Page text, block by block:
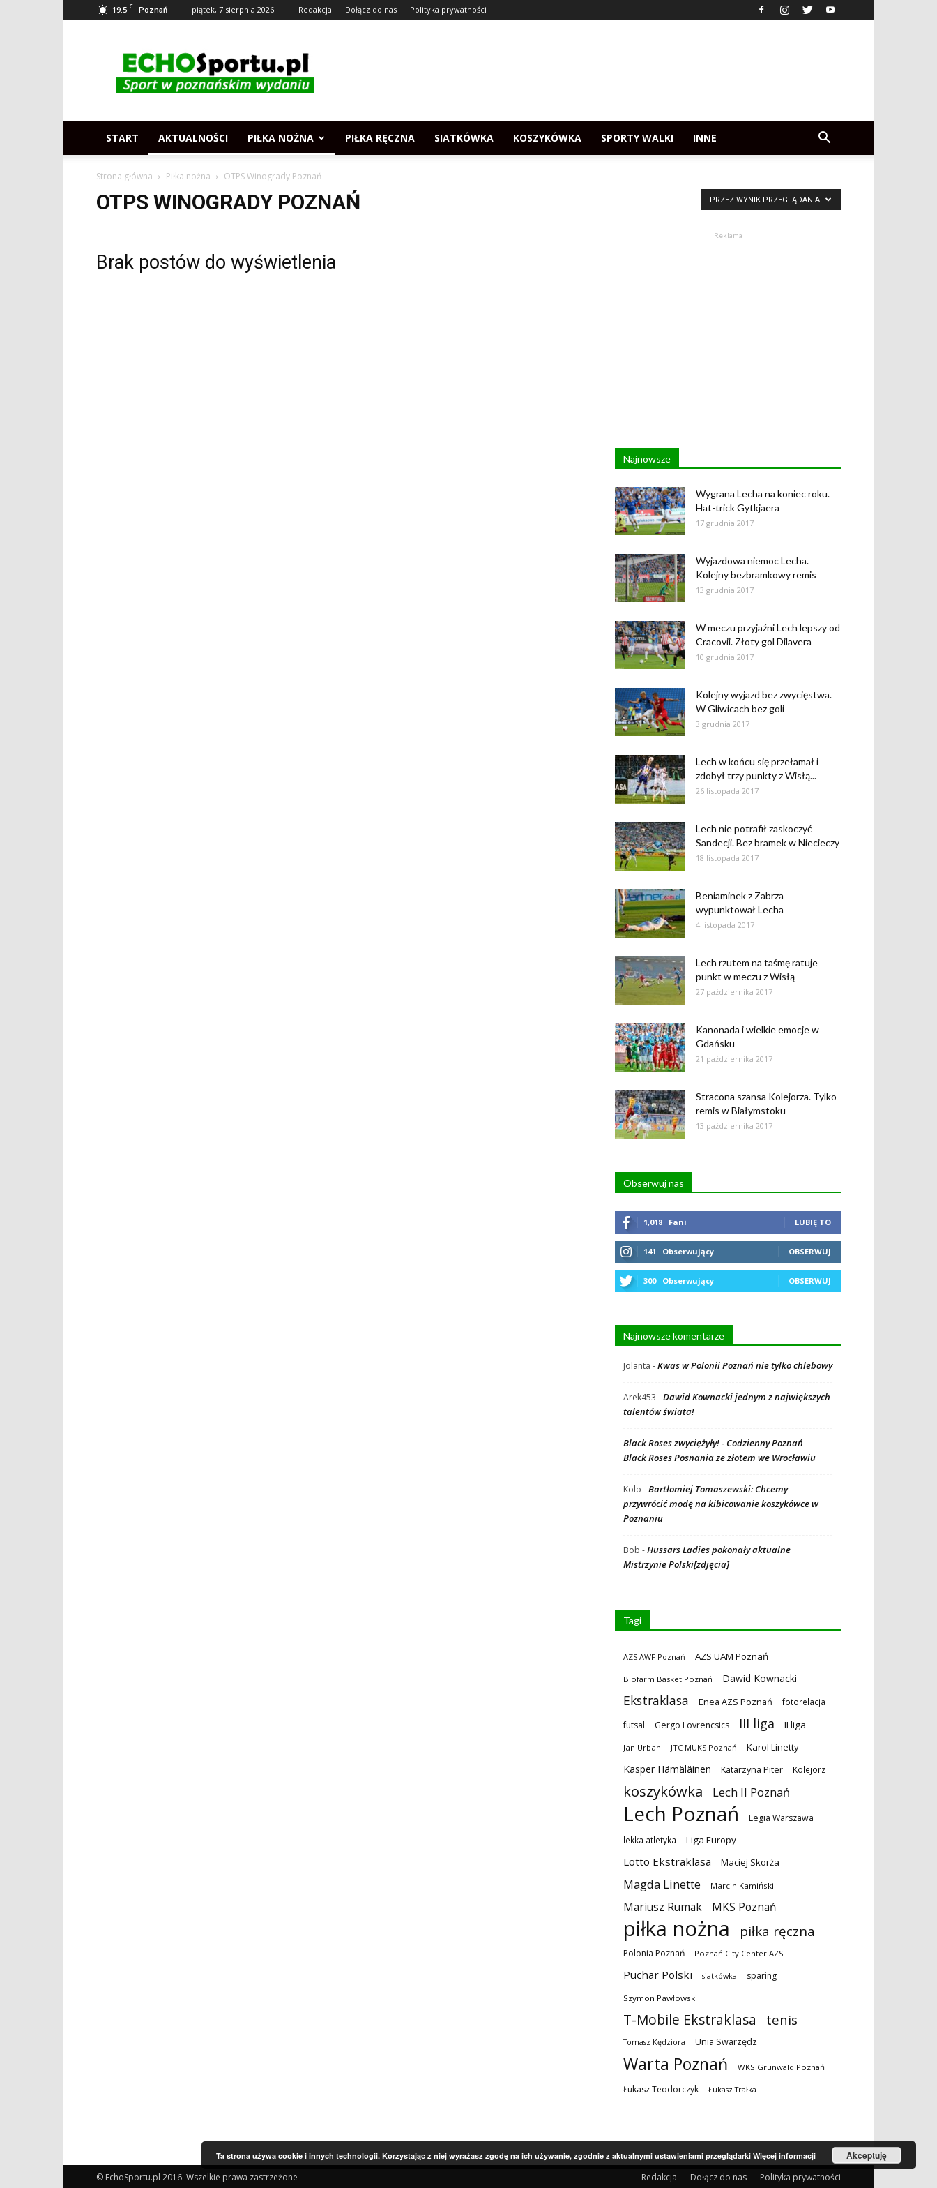
19.5 C Poznań piątek, 7 sierpnia 2026 Redakcja Dołącz do nas Polityka prywatności
–
Sport
w
START AKTUALNOŚCI PIŁKA NOŻNA PIŁKA RĘCZNA SIATKÓWKA KOSZYKÓWKA SPORTY WALKI INNE
Strona główna Piłka nożna OTPS Winogrady Poznań
OTPS WINOGRADY POZNAŃ PRZEZ WYNIK PRZEGLĄDANIA
Brak postów do wyświetlenia
Reklama
Najnowsze
Wygrana Lecha na koniec roku.
Hat-trick Gytkjaera
17 grudnia 2017
Wyjazdowa niemoc Lecha.
Kolejny bezbramkowy remis
13 grudnia 2017
W meczu przyjaźni Lech lepszy od
Cracovii. Złoty gol Dilavera
10 grudnia 2017
Kolejny wyjazd bez zwycięstwa.
W Gliwicach bez goli
3 grudnia 2017
Lech w końcu się przełamał i
zdobył trzy punkty z Wisłą...
26 listopada 2017
Lech nie potrafił zaskoczyć
Sandecji. Bez bramek w Niecieczy
18 listopada 2017
Beniaminek z Zabrza
wypunktował Lecha
4 listopada 2017
Lech rzutem na taśmę ratuje
punkt w meczu z Wisłą
27 października 2017
Kanonada i wielkie emocje w
Gdańsku
21 października 2017
Stracona szansa Kolejorza. Tylko
remis w Białymstoku
13 października 2017
Obserwuj nas
1,018 Fani LUBIĘ TO
141 Obserwujący OBSERWUJ
300 Obserwujący OBSERWUJ
Najnowsze komentarze
Jolanta -Kwas w Polonii Poznań nie tylko chlebowy
Arek453 -Dawid Kownacki jednym z największych
talentów świata!
Black Roses zwyciężyły! - Codzienny Poznań -
Black Roses Posnania ze złotem we Wrocławiu
Kolo -Bartłomiej Tomaszewski: Chcemy
przywrócić modę na kibicowanie koszykówce w
Poznaniu
Bob -Hussars Ladies pokonały aktualne
Mistrzynie Polski[zdjęcia]
Tagi
AZS AWF Poznań AZS UAM Poznań
Biofarm Basket Poznań Dawid Kownacki
Ekstraklasa Enea AZS Poznań fotorelacja
futsal Gergo Lovrencsics III liga II liga
Jan Urban JTC MUKS Poznań Karol Linetty
Kasper Hämäläinen Katarzyna Piter Kolejorz
koszykówka Lech II Poznań
Lech Poznań Legia Warszawa
lekka atletyka Liga Europy
Lotto Ekstraklasa Maciej Skorża
Magda Linette Marcin Kamiński
Mariusz Rumak MKS Poznań
piłka nożna piłka ręczna
Polonia Poznań Poznań City Center AZS
Puchar Polski siatkówka sparing
Szymon Pawłowski
T-Mobile Ekstraklasa tenis
Tomasz Kędziora Unia Swarzędz
Warta Poznań WKS Grunwald Poznań
Łukasz Teodorczyk Łukasz Trałka
Redakcja Dołącz do nas Polityka prywatności
© EchoSportu.pl 2016. Wszelkie prawa zastrzeżone
Ta strona używa cookie i innych technologii. Korzystając z niej wyrażasz zgodę na ich używanie, zgodnie z aktualnymi ustawieniami przeglądarki Więcej informacji Akceptuję